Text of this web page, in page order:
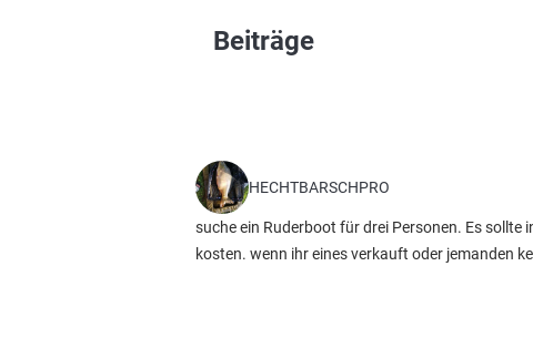
Beiträge
HECHTBARSCHPRO
suche ein Ruderboot für drei Personen. Es
kosten. wenn ihr eines verkauft oder jemanden